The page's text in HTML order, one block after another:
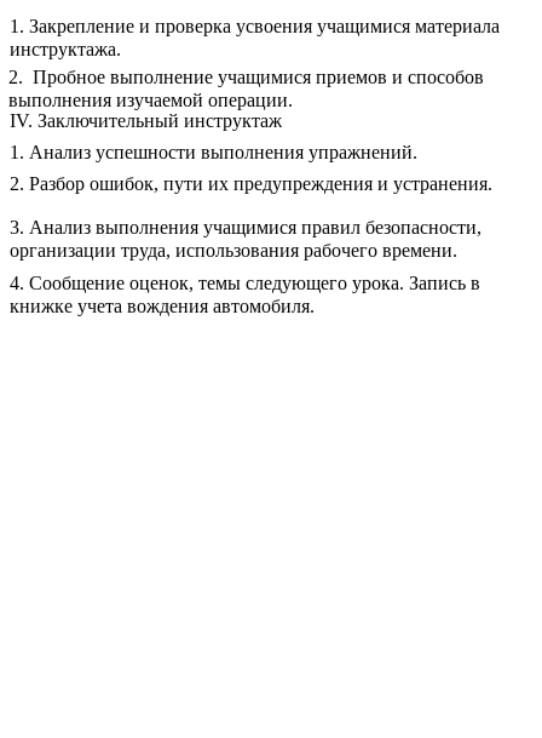
1. Закрепление и проверка усвоения учащимися материала
инструктажа.
2. Пробное выполнение учащимися приемов и способов
выполнения изучаемой операции.
IV. Заключительный инструктаж
1. Анализ успешности выполнения упражнений.
2. Разбор ошибок, пути их предупреждения и устранения.
3. Анализ выполнения учащимися правил безопасности,
организации труда, использования рабочего времени.
4. Сообщение оценок, темы следующего урока. Запись в
книжке учета вождения автомобиля.